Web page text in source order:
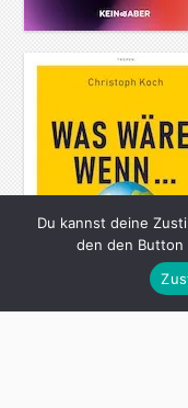
Du kannst deine
den den Button